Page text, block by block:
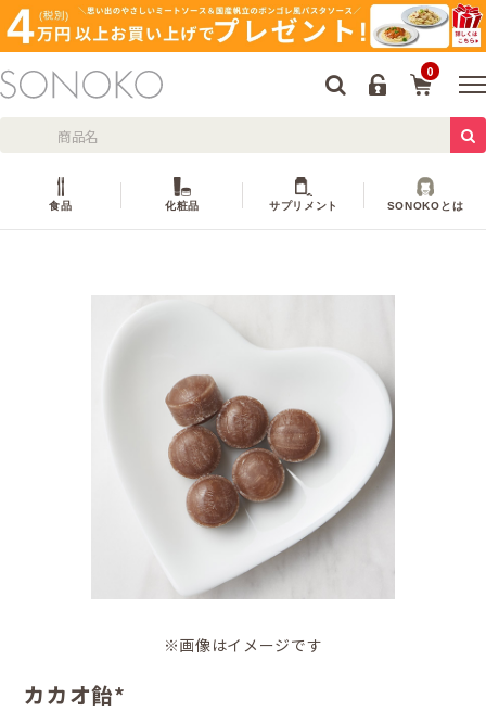
0
食品 化粧品 サプリメント SONOKOとは
※画像はイメージです
カカオ飴*